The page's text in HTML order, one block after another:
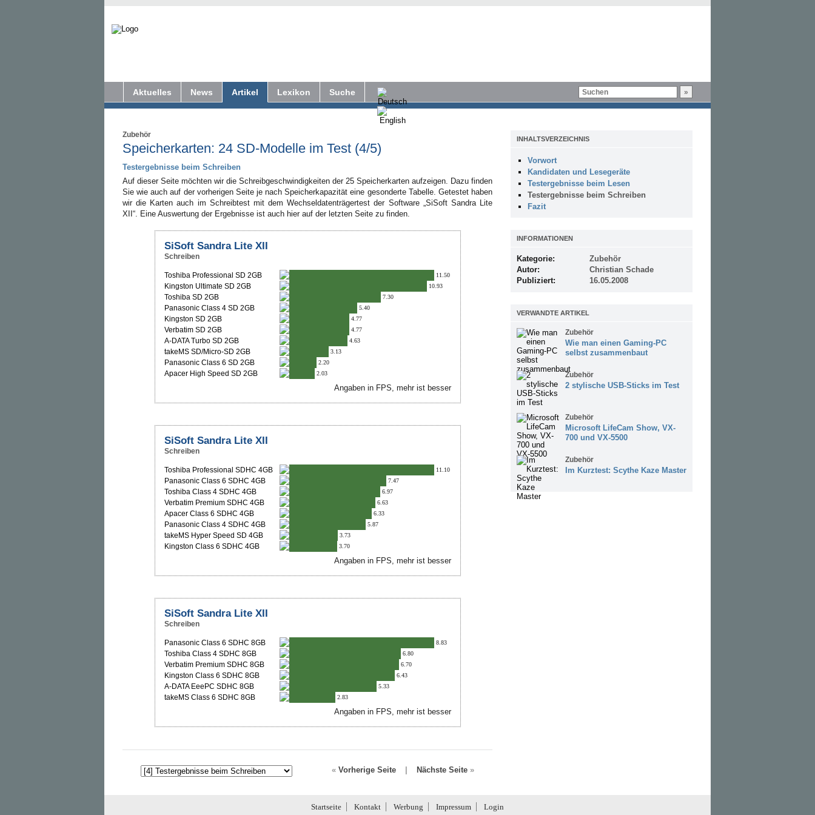
Aktuelles News Artikel Lexikon Suche
Zubehör
Speicherkarten: 24 SD-Modelle im Test (4/5)
Testergebnisse beim Schreiben
Auf dieser Seite möchten wir die Schreibgeschwindigkeiten der 25 Speicherkarten aufzeigen. Dazu finden
Sie wie auch auf der vorherigen Seite je nach Speicherkapazität eine gesonderte Tabelle. Getestet haben
wir die Karten auch im Schreibtest mit dem Wechseldatenträgertest der Software „SiSoft Sandra Lite
XII“. Eine Auswertung der Ergebnisse ist auch hier auf der letzten Seite zu finden.
SiSoft Sandra Lite XII
Schreiben
Toshiba Professional SD 2GB 11.50
Kingston Ultimate SD 2GB 10.93
Toshiba SD 2GB 7.30
Panasonic Class 4 SD 2GB 5.40
Kingston SD 2GB 4.77
Verbatim SD 2GB 4.77
A-DATA Turbo SD 2GB 4.63
takeMS SD/Micro-SD 2GB 3.13
Panasonic Class 6 SD 2GB 2.20
Apacer High Speed SD 2GB 2.03
Angaben in FPS, mehr ist besser
SiSoft Sandra Lite XII
Schreiben
Toshiba Professional SDHC 4GB 11.10
Panasonic Class 6 SDHC 4GB 7.47
Toshiba Class 4 SDHC 4GB 6.97
Verbatim Premium SDHC 4GB 6.63
Apacer Class 6 SDHC 4GB 6.33
Panasonic Class 4 SDHC 4GB 5.87
takeMS Hyper Speed SD 4GB 3.73
Kingston Class 6 SDHC 4GB 3.70
Angaben in FPS, mehr ist besser
SiSoft Sandra Lite XII
Schreiben
Panasonic Class 6 SDHC 8GB 8.83
Toshiba Class 4 SDHC 8GB 6.80
Verbatim Premium SDHC 8GB 6.70
Kingston Class 6 SDHC 8GB 6.43
A-DATA EeePC SDHC 8GB 5.33
takeMS Class 6 SDHC 8GB 2.83
Angaben in FPS, mehr ist besser
« Vorherige Seite | Nächste Seite »
INHALTSVERZEICHNIS
Vorwort
Kandidaten und Lesegeräte
Testergebnisse beim Lesen
Testergebnisse beim Schreiben
Fazit
INFORMATIONEN
Kategorie:
Zubehör
Autor:
Christian Schade
Publiziert:
16.05.2008
VERWANDTE ARTIKEL
Zubehör
Wie man einen Gaming-PC
selbst zusammenbaut
Zubehör
2 stylische USB-Sticks im Test
Zubehör
Microsoft LifeCam Show, VX-
700 und VX-5500
Zubehör
Im Kurztest: Scythe Kaze Master
Startseite Kontakt Werbung Impressum
Login